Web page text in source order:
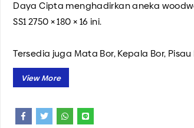
Industri Tembakau
Kadur
Daya Cipta menghadirkan aneka
SS1 2750 × 180 × 16 ini.
Tersedia juga Mata Bor, Kepala Bor,
juga menerima custom pisau sesuai